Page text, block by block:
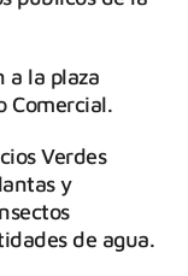
a la plaza
Comercial.
Verdes
y
de agua.